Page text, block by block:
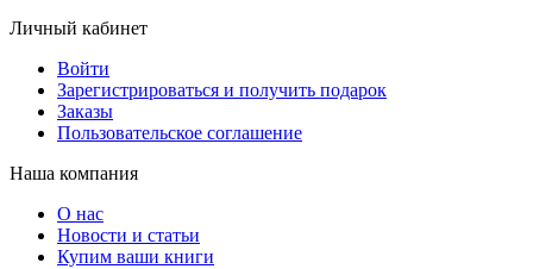
Личный кабинет
Войти
Зарегистрироваться и получить подарок
Заказы
Пользовательское соглашение
Наша компания
О нас
Новости и статьи
Купим ваши книги